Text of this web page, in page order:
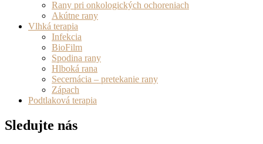
Rany pri onkologických ochoreniach
Akútne rany
Vlhká terapia
Infekcia
BioFilm
Spodina rany
Hlboká rana
Secernácia – pretekanie rany
Zápach
Podtlaková terapia
Sledujte nás